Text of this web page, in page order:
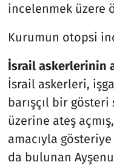
incelenmek üzere
Kurumun otopsi
İsrail askerlerinin
İsrail askerleri,
barışçıl bir gösteri
üzerine ateş
amacıyla gösteriye
da bulunan